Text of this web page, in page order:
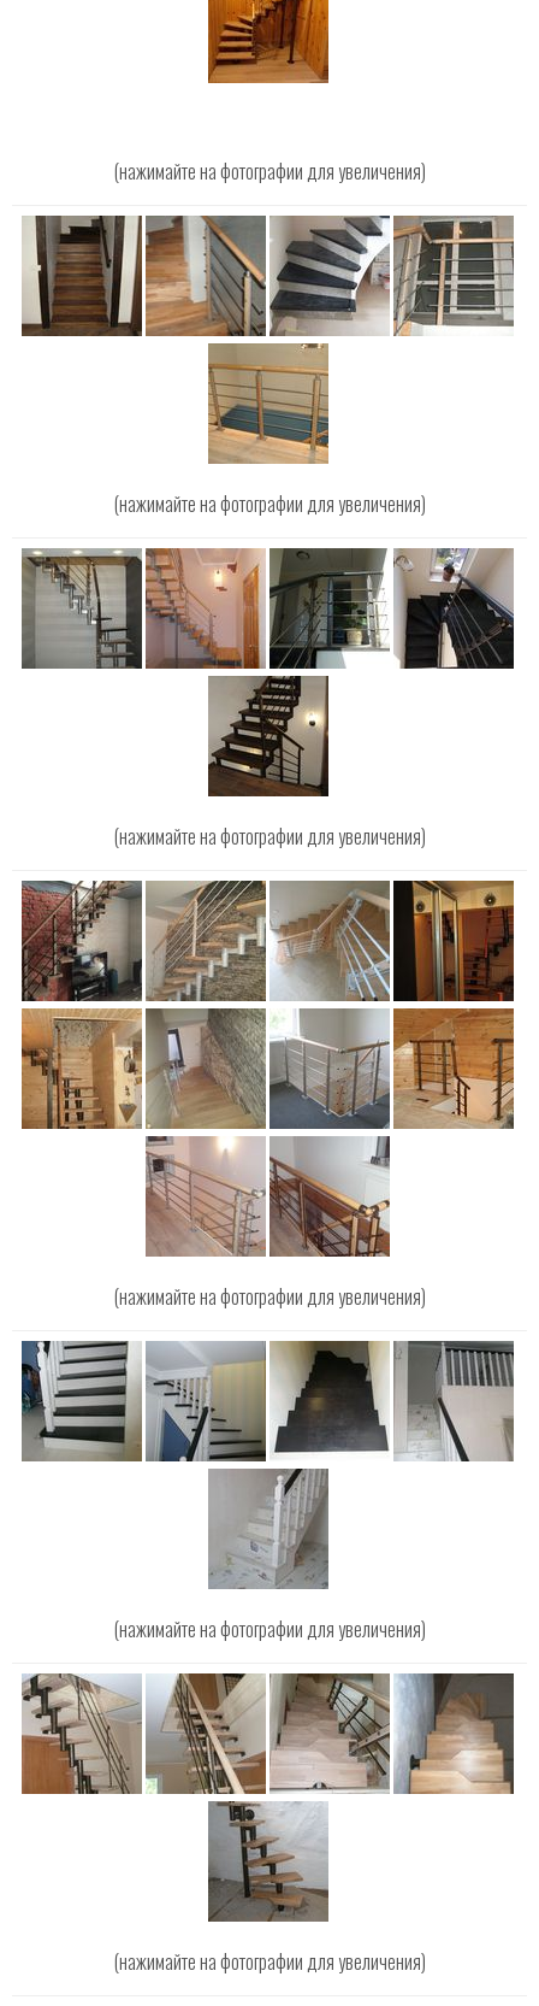
(нажимайте на фотографии для увеличения)
(нажимайте на фотографии для увеличения)
(нажимайте на фотографии для увеличения)
(нажимайте на фотографии для увеличения)
(нажимайте на фотографии для увеличения)
(нажимайте на фотографии для увеличения)